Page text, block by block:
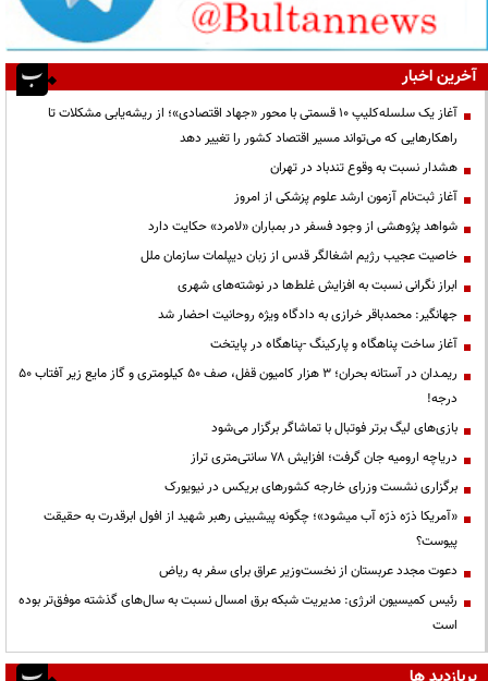
آخرین اخبار
آغاز یک سلسله‌کلیپ ۱۰ قسمتی با محور «جهاد اقتصادی»؛ از ریشه‌یابی مشکلات تا
راهکارهایی که می‌تواند مسیر اقتصاد کشور را تغییر دهد
هشدار نسبت به وقوع تندباد در تهران
آغاز ثبت‌نام آزمون ارشد علوم پزشکی از امروز
شواهد پژوهشی از وجود فسفر در بمباران «لامرد» حکایت دارد
خاصیت عجیب رژیم اشغالگر قدس از زبان دیپلمات سازمان ملل
ابراز نگرانی نسبت به افزایش غلط‌ها در نوشته‌های شهری
جهانگیر: محمدباقر خرازی به دادگاه ویژه روحانیت احضار شد
آغاز ساخت پناهگاه و پارکینگ -پناهگاه در پایتخت
ریمـدان در آستانه بحران؛ ۳ هزار کامیون قفل، صف ۵۰ کیلومتری و گاز مایع زیر آفتاب ۵۰
درجه!
بازی‌های لیگ برتر فوتبال با تماشاگر برگزار می‌شود
دریاچه ارومیه جان گرفت؛ افزایش ۷۸ سانتی‌متری تراز
برگزاری نشست وزرای خارجه کشورهای بریکس در نیویورک
«آمریکا ذرّه ذرّه آب میشود»؛ چگونه پیشبینی رهبر شهید از افول ابرقدرت به حقیقت
پیوست؟
دعوت مجدد عربستان از نخست‌وزیر عراق برای سفر به ریاض
رئیس کمیسیون انرژی: مدیریت شبکه برق امسال نسبت به سال‌های گذشته موفق‌تر بوده
است